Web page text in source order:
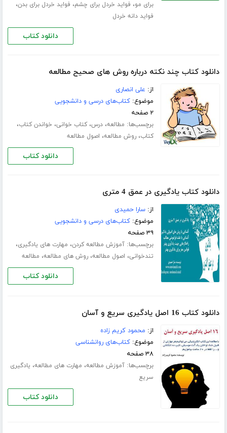
برای مو، فواید خردل برای چشم، فواید خردل برای بدن،
فواید دانه خردل
دانلود کتاب
دانلود کتاب چند نکته درباره روش های صحیح مطالعه
از: علی انصاری
موضوع:کتاب‌های درسی و دانشجویی
۲ صفحه
برچسب‌ها: مطالعه،درس،کتاب خوانی، خواندن کتاب،
کتاب،روش مطالعه، اصول مطالعه
دانلود کتاب
دانلود کتاب یادگیری در عمق 4 متری
از:سارا حمیدی
موضوع:کتاب‌های درسی و دانشجویی
۳۹ صفحه
برچسب‌ها:آموزش مطالعه کردن، مهارت های یادگیری،
تندخوانی، اصول مطالعه،روش های مطالعه، مطالعه
دانلود کتاب
دانلود کتاب 16 اصل یادگیری سریع و آسان
از: محمود کریم زاده
موضوع:کتاب‌های روانشناسی
۳۸ صفحه
برچسب‌ها:آموزش مطالعه، مهارت های مطالعه، یادگیری
سریع
دانلود کتاب